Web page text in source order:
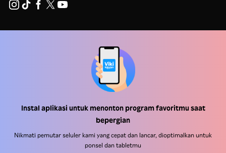
Instal aplikasi untuk menonton program favoritmu saat
bepergian
Nikmati pemutar seluler kami yang cepat dan lancar, dioptimalkan untuk
ponsel dan tabletmu
Pusat Pers
Ketentuan Penggunaan